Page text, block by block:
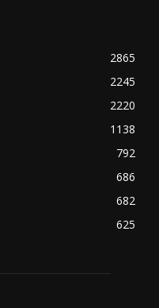
2865
2245
2220
1138
792
686
682
625